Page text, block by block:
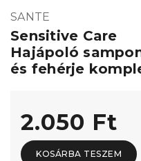
SANTE
Sensitive Care
Hajápoló
és fehérje
2.050 Ft
KOSÁRBA TESZEM